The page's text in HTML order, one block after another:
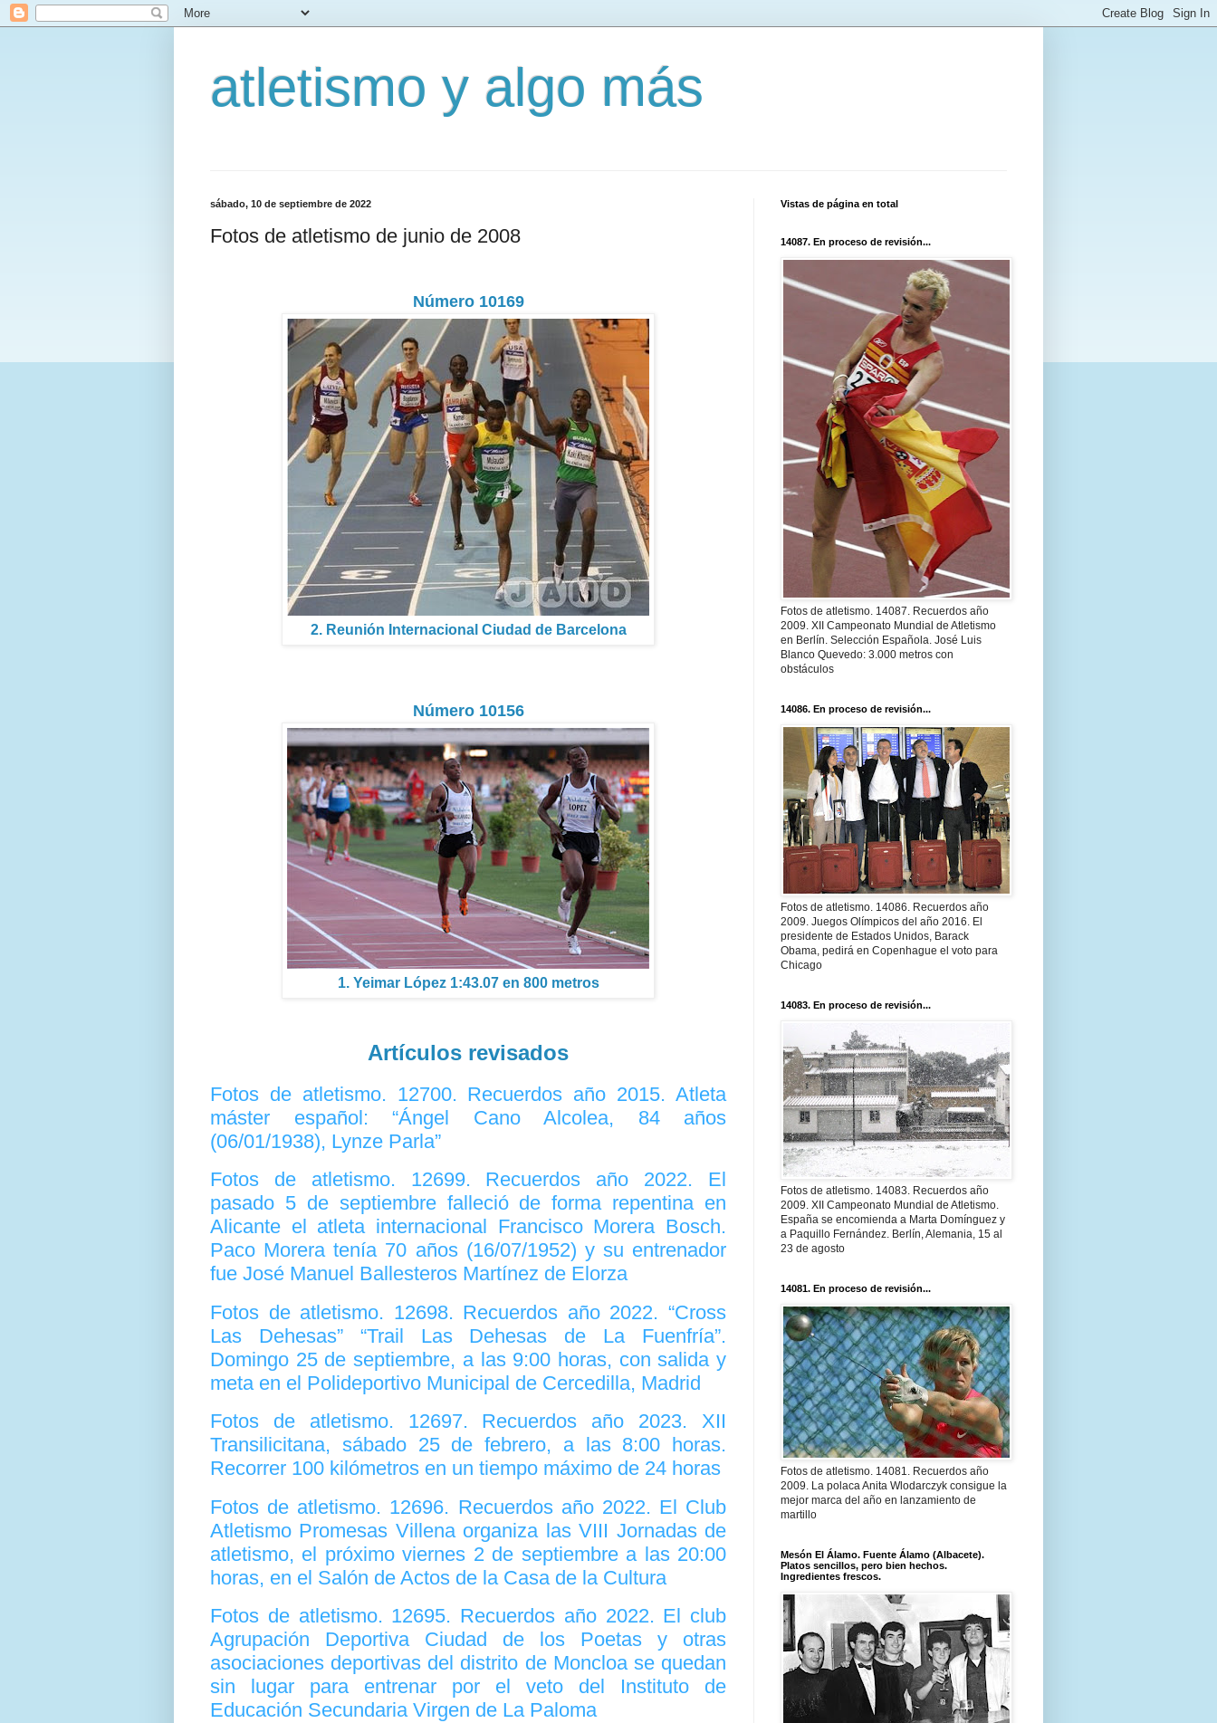
atletismo y algo más
sábado, 10 de septiembre de 2022
Fotos de atletismo de junio de 2008
Número 10169
2. Reunión Internacional Ciudad de Barcelona
Número 10156
1. Yeimar López 1:43.07 en 800 metros
Artículos revisados
Fotos de atletismo. 12700. Recuerdos año 2015. Atleta
máster español: “Ángel Cano Alcolea, 84 años
(06/01/1938), Lynze Parla”
Fotos de atletismo. 12699. Recuerdos año 2022. El
pasado 5 de septiembre falleció de forma repentina en
Alicante el atleta internacional Francisco Morera Bosch.
Paco Morera tenía 70 años (16/07/1952) y su entrenador
fue José Manuel Ballesteros Martínez de Elorza
Fotos de atletismo. 12698. Recuerdos año 2022. “Cross
Las Dehesas” “Trail Las Dehesas de La Fuenfría”.
Domingo 25 de septiembre, a las 9:00 horas, con salida y
meta en el Polideportivo Municipal de Cercedilla, Madrid
Fotos de atletismo. 12697. Recuerdos año 2023. XII
Transilicitana, sábado 25 de febrero, a las 8:00 horas.
Recorrer 100 kilómetros en un tiempo máximo de 24 horas
Fotos de atletismo. 12696. Recuerdos año 2022. El Club
Atletismo Promesas Villena organiza las VIII Jornadas de
atletismo, el próximo viernes 2 de septiembre a las 20:00
horas, en el Salón de Actos de la Casa de la Cultura
Fotos de atletismo. 12695. Recuerdos año 2022. El club
Agrupación Deportiva Ciudad de los Poetas y otras
asociaciones deportivas del distrito de Moncloa se quedan
sin lugar para entrenar por el veto del Instituto de
Educación Secundaria Virgen de La Paloma
Vistas de página en total
14087. En proceso de revisión...
Fotos de atletismo. 14087. Recuerdos año
2009. XII Campeonato Mundial de Atletismo
en Berlín. Selección Española. José Luis
Blanco Quevedo: 3.000 metros con
obstáculos
14086. En proceso de revisión...
Fotos de atletismo. 14086. Recuerdos año
2009. Juegos Olímpicos del año 2016. El
presidente de Estados Unidos, Barack
Obama, pedirá en Copenhague el voto para
Chicago
14083. En proceso de revisión...
Fotos de atletismo. 14083. Recuerdos año
2009. XII Campeonato Mundial de Atletismo.
España se encomienda a Marta Domínguez y
a Paquillo Fernández. Berlín, Alemania, 15 al
23 de agosto
14081. En proceso de revisión...
Fotos de atletismo. 14081. Recuerdos año
2009. La polaca Anita Wlodarczyk consigue la
mejor marca del año en lanzamiento de
martillo
Mesón El Álamo. Fuente Álamo (Albacete).
Platos sencillos, pero bien hechos.
Ingredientes frescos.